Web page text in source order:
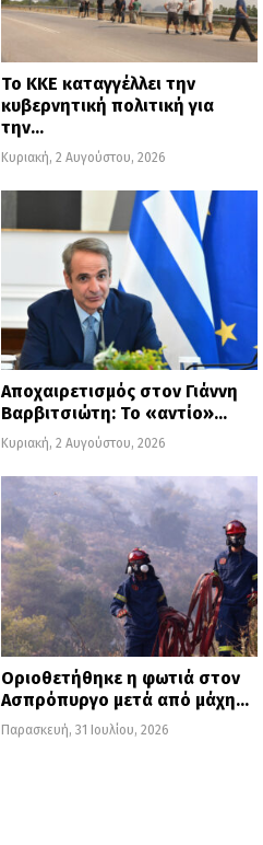
Το ΚΚΕ καταγγέλλει την
κυβερνητική πολιτική για
την…
Κυριακή, 2 Αυγούστου, 2026
Αποχαιρετισμός στον Γιάννη
Βαρβιτσιώτη: Το «αντίο»…
Κυριακή, 2 Αυγούστου, 2026
Οριοθετήθηκε η φωτιά στον
Ασπρόπυργο μετά από μάχη…
Παρασκευή, 31 Ιουλίου, 2026